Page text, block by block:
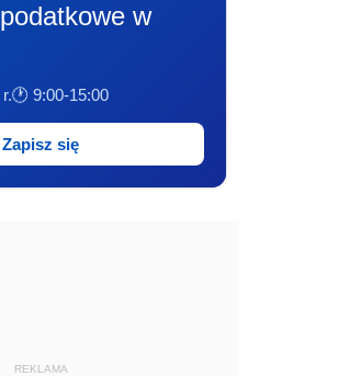
w
🕐 9:00-15:00
Zapisz się
REKLAMA